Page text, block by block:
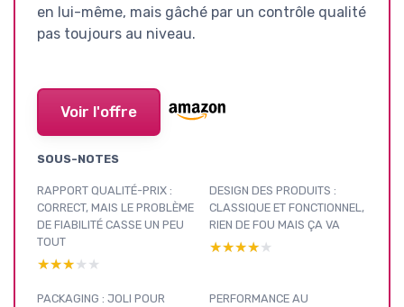
en lui-même, mais gâché par un contrôle qualité
pas toujours au niveau.
Voir l'offre
SOUS-NOTES
RAPPORT QUALITÉ-PRIX :
CORRECT, MAIS LE PROBLÈME
DE FIABILITÉ CASSE UN PEU
TOUT
★★★★★
★★★★★
DESIGN DES PRODUITS :
CLASSIQUE ET FONCTIONNEL,
RIEN DE FOU MAIS ÇA VA
★★★★★
★★★★★
PACKAGING : JOLI POUR
PERFORMANCE AU